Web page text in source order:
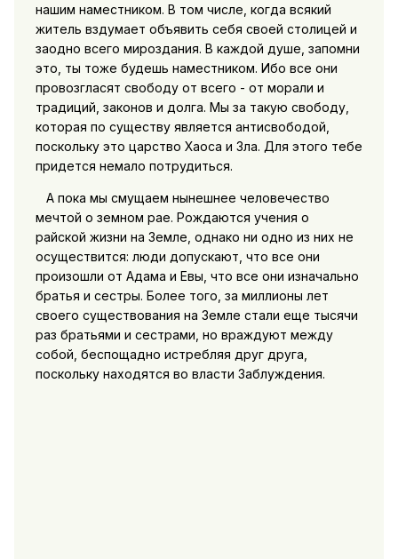
нашим наместником. В том числе, когда всякий
житель вздумает объявить себя своей столицей и
заодно всего мироздания. В каждой душе, запомни
это, ты тоже будешь наместником. Ибо все они
провозгласят свободу от всего - от морали и
традиций, законов и долга. Мы за такую свободу,
которая по существу является антисвободой,
поскольку это царство Хаоса и Зла. Для этого тебе
придется немало потрудиться.
А пока мы смущаем нынешнее человечество
мечтой о земном рае. Рождаются учения о
райской жизни на Земле, однако ни одно из них не
осуществится: люди допускают, что все они
произошли от Адама и Евы, что все они изначально
братья и сестры. Более того, за миллионы лет
своего существования на Земле стали еще тысячи
раз братьями и сестрами, но враждуют между
собой, беспощадно истребляя друг друга,
поскольку находятся во власти Заблуждения.